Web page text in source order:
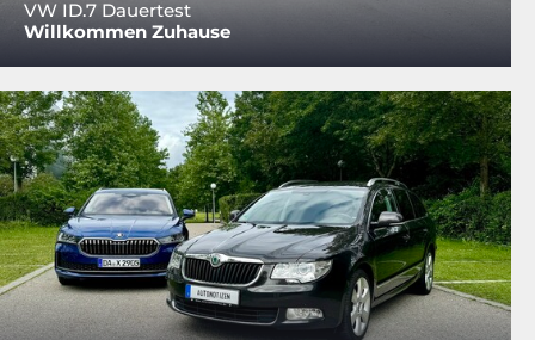
VW ID.7 Dauertest
Willkommen Zuhause